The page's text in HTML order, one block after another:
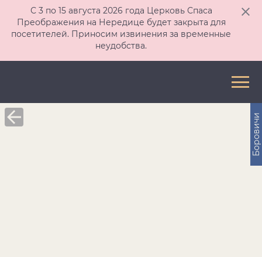
С 3 по 15 августа 2026 года Церковь Спаса
Преображения на Нередице будет закрыта для
посетителей. Приносим извинения за временные
неудобства.
Боровичи